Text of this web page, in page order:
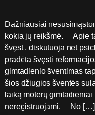
Dažniausiai
kokia jų reikšmė. ⠀ Apie
švęsti, diskutuoja net
pradėta švęsti
gimtadienio šventimas
šios džiugios šventės
laiką moterų
neregistruojami. ⠀ No […]